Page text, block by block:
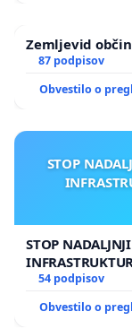
Zemljevid
87 podpisov
Obvestilo o
STOP
STOP
GRADIŠČAKU
54 podpisov
Obvestilo o